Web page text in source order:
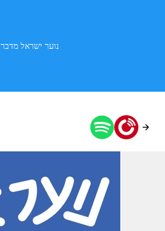
נוער ישראל מדבר